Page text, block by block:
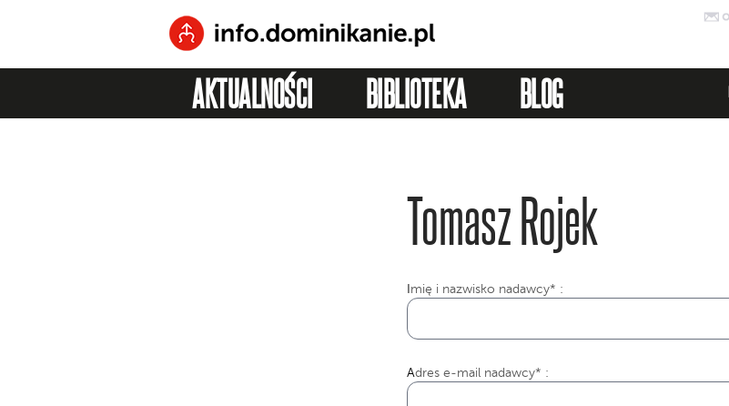
AKTUALNOŚCI BIBLIOTEKA BLOG
Tomasz Rojek
mię i nazwisko nadawcy* :
Adres e-mail nadawcy* :